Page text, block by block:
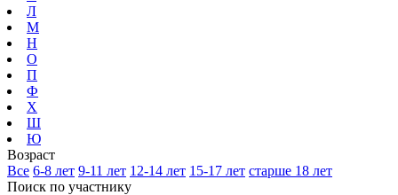
Л
М
Н
О
П
Ф
Х
Ш
Ю
Возраст
Все 6-8 лет 9-11 лет 12-14 лет 15-17 лет старше 18 лет
Поиск по участнику